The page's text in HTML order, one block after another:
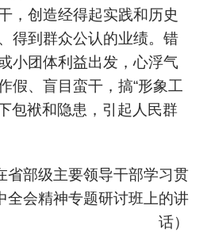
，创造经得起实践和历史
得到群众公认的业绩。错
小团体利益出发，心浮气
假、盲目蛮干，搞“形象工
包袱和隐患，引起人民群
省部级主要领导干部学习贯
全会精神专题研讨班上的讲
话）